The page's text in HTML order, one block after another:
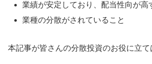
業績が安定しており、配当性向が高
業種の分散がされていること
本記事が皆さんの分散投資のお役に立て